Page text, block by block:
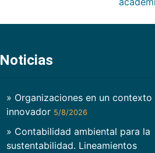
Noticias
» Organizaciones en un
innovador 5/8/2026
» Contabilidad ambiental para la
sustentabilidad. Lineamientos